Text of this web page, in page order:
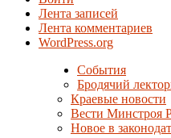
Лента записей
Лента комментариев
WordPress.org
События
Бродячий
Краевые новости
Вести Минстроя
Новое в